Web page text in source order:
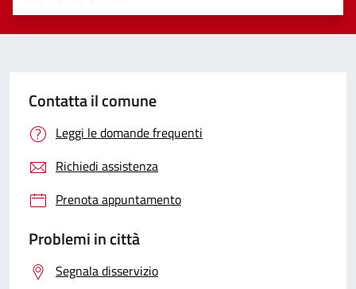
Valuta 5 stelle su 5
Valuta 4 stelle su 5
Valuta 3 stelle su 5
Valuta 2 stelle su 5
Valuta 1 stelle su 5
Contatta il comune
Leggi le domande frequenti
Richiedi assistenza
Prenota appuntamento
Problemi in città
Segnala disservizio